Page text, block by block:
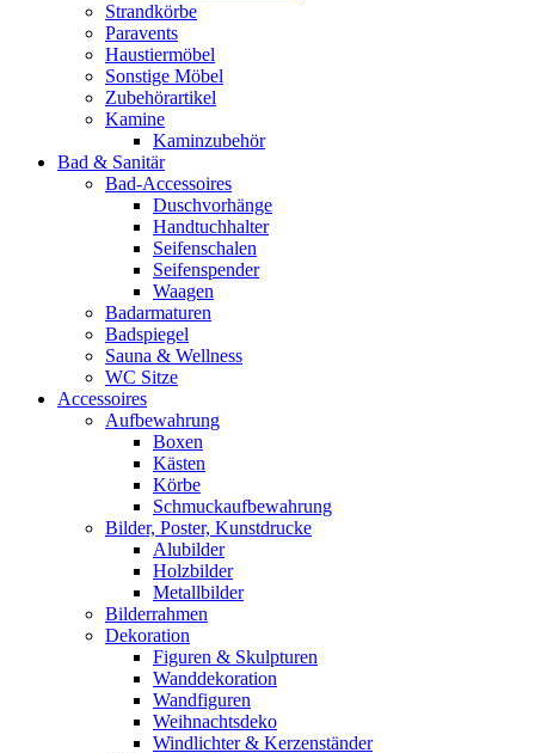
Strandkörbe
Paravents
Haustiermöbel
Sonstige Möbel
Zubehörartikel
Kamine
Kaminzubehör
Bad & Sanitär
Bad-Accessoires
Duschvorhänge
Handtuchhalter
Seifenschalen
Seifenspender
Waagen
Badarmaturen
Badspiegel
Sauna & Wellness
WC Sitze
Accessoires
Aufbewahrung
Boxen
Kästen
Körbe
Schmuckaufbewahrung
Bilder, Poster, Kunstdrucke
Alubilder
Holzbilder
Metallbilder
Bilderrahmen
Dekoration
Figuren & Skulpturen
Wanddekoration
Wandfiguren
Weihnachtsdeko
Windlichter & Kerzenständer